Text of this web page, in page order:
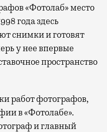
года здесь
снимки и готовят
у нее впервые
пространство
работ фотографов,
в «Фотолабе».
и главный